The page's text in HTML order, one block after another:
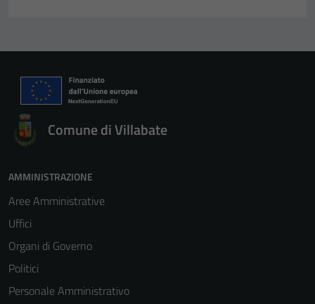
Comune di Villabate
AMMINISTRAZIONE
Aree Amministrative
Uffici
Organi di Governo
Politici
Personale Amministrativo